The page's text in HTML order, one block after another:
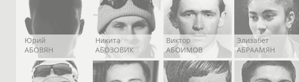
Юрий
АБОВЯН
Никита
АБОЗОВИК
Виктор
АБОИМОВ
Элизабет
АБРААМЯН